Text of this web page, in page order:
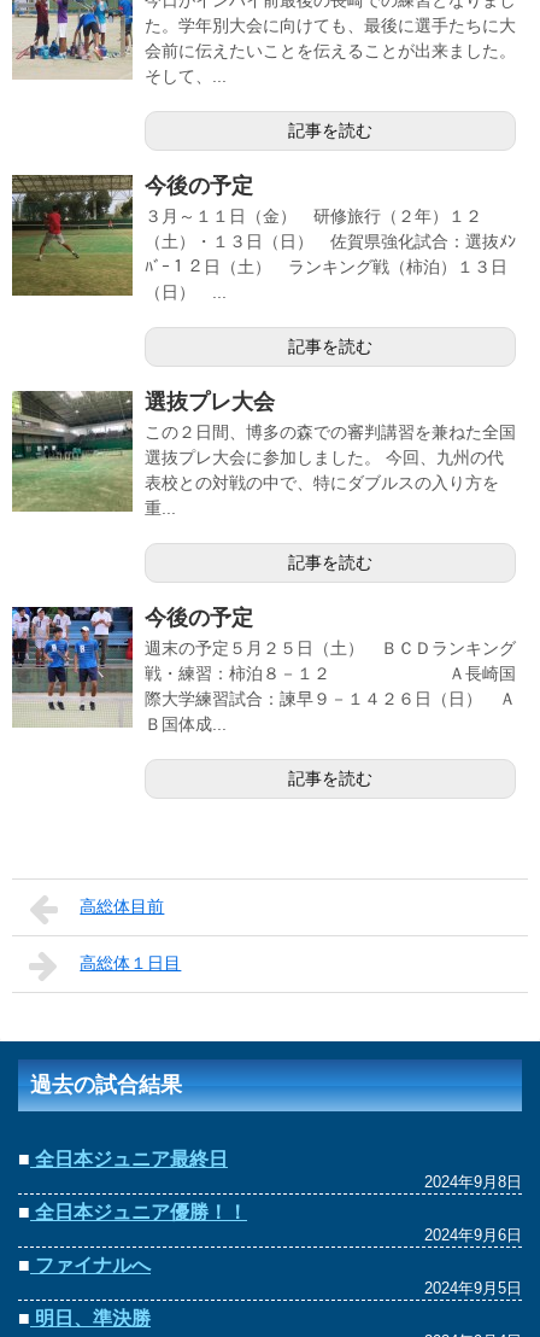
た。学年別大会に向けても、最後に選手たちに大
会前に伝えたいことを伝えることが出来ました。
そして、...
記事を読む
今後の予定
３月～１１日（金） 研修旅行（２年）１２
（土）・１３日（日） 佐賀県強化試合：選抜ﾒﾝ
ﾊﾞｰ１２日（土） ランキング戦（柿泊）１３日
（日） ...
記事を読む
選抜プレ大会
この２日間、博多の森での審判講習を兼ねた全国
選抜プレ大会に参加しました。 今回、九州の代
表校との対戦の中で、特にダブルスの入り方を
重...
記事を読む
今後の予定
週末の予定５月２５日（土） ＢＣＤランキング
戦・練習：柿泊８－１２ Ａ長崎国
際大学練習試合：諫早９－１４２６日（日） Ａ
Ｂ国体成...
記事を読む
高総体目前
高総体１日目
過去の試合結果
■ 全日本ジュニア最終日
2024年9月8日
■ 全日本ジュニア優勝！！
2024年9月6日
■ ファイナルへ
2024年9月5日
■ 明日、準決勝